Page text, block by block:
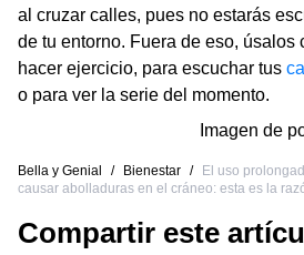
al cruzar calles, pues no estarás
de tu entorno. Fuera de eso, úsalos
hacer ejercicio, para escuchar tus
o para ver la serie del momento.
Imagen de
Bella y Genial / Bienestar /
El uso
causar abolladuras en el cráneo: esta es la
Compartir este